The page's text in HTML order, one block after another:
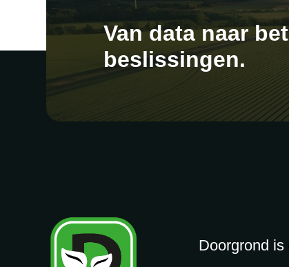
Van data naar
beslissingen.
Doorgrond is